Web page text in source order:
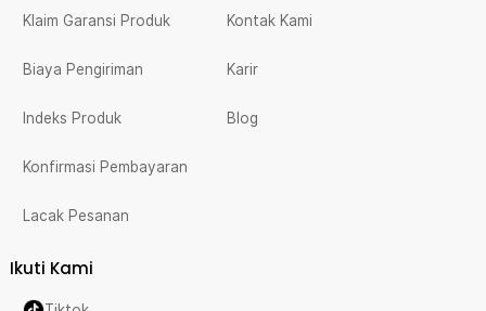
Klaim Garansi Produk
Biaya Pengiriman
Indeks Produk
Konfirmasi Pembayaran
Lacak Pesanan
Kontak Kami
Karir
Blog
Ikuti Kami